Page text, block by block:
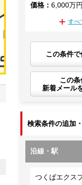
価格 ：6,000万
すべ
この条件
この
新着メール
検索条件の追加
沿線・駅
つくばエクス